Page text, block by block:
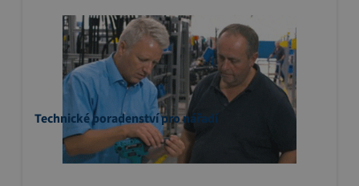
Technické poradenství pro nářadí